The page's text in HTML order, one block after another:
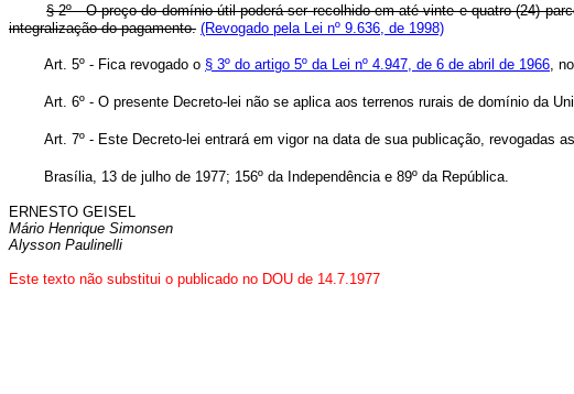
§ 2º - O preço do domínio útil poderá ser recolhido em até vinte e quatro (24)
integralização do pagamento. (Revogado pela Lei nº 9.636, de 1998)
Art. 5º - Fica revogado o § 3º do artigo 5º da Lei nº 4.947, de 6 de abril de 1966,
Art. 6º - O presente Decreto-lei não se aplica aos terrenos rurais de domínio da
Art. 7º - Este Decreto-lei entrará em vigor na data de sua publicação, revogadas
Brasília, 13 de julho de 1977; 156º da Independência e 89º da República.
ERNESTO GEISEL
Mário Henrique Simonsen
Alysson Paulinelli
Este texto não substitui o publicado no DOU de 14.7.1977